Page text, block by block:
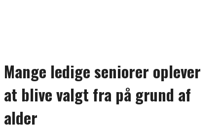
Mange ledige seniorer oplever
at blive valgt fra på grund af
alder